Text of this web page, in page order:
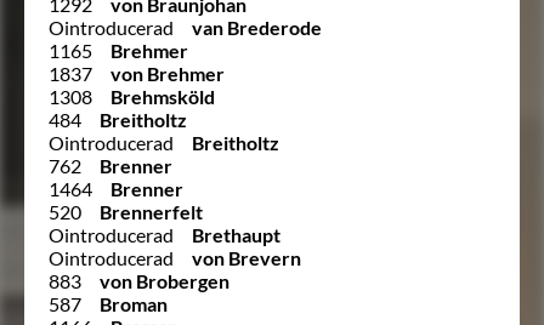
Ointroducerad
van Brederode
1165
Brehmer
1837
von Brehmer
1308
Brehmsköld
484
Breitholtz
Ointroducerad
Breitholtz
762
Brenner
1464
Brenner
520
Brennerfelt
Ointroducerad
Brethaupt
Ointroducerad
von Brevern
883
von Brobergen
587
Broman